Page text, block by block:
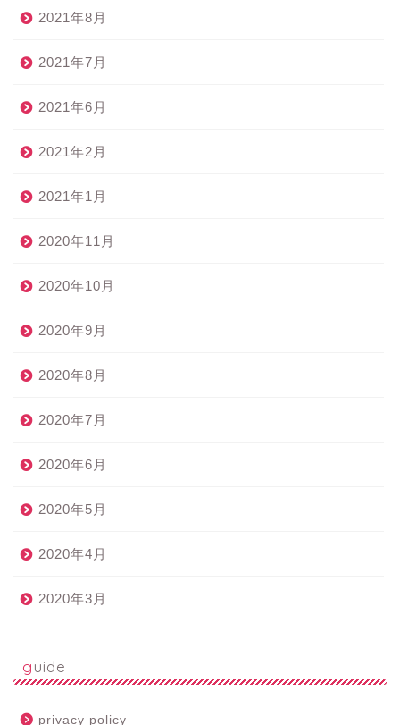
2021年8月
2021年7月
2021年6月
2021年2月
2021年1月
2020年11月
2020年10月
2020年9月
2020年8月
2020年7月
2020年6月
2020年5月
2020年4月
2020年3月
guide
privacy policy